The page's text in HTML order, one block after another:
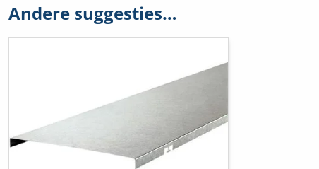
Andere suggesties…